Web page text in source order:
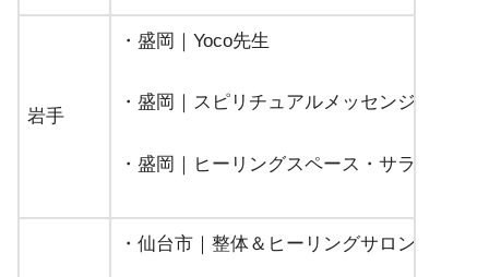
岩手
・盛岡｜Yoco先生
・盛岡｜スピリチュアルメッセンジャー 安
・盛岡｜ヒーリングスペース・サラスヴァ
・仙台市｜整体＆ヒーリングサロン ichirin